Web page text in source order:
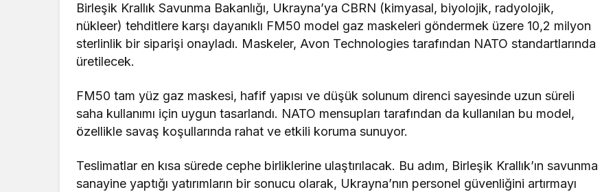
Birleşik Krallık Savunma Bakanlığı, Ukrayna’ya CBRN (kimyasal, biyolojik, radyolojik,
nükleer) tehditlere karşı dayanıklı FM50 model gaz maskeleri göndermek üzere 10,2 milyon
sterlinlik bir siparişi onayladı. Maskeler, Avon Technologies tarafından NATO standartlarında
üretilecek.
FM50 tam yüz gaz maskesi, hafif yapısı ve düşük solunum direnci sayesinde uzun süreli
saha kullanımı için uygun tasarlandı. NATO mensupları tarafından da kullanılan bu model,
özellikle savaş koşullarında rahat ve etkili koruma sunuyor.
Teslimatlar en kısa sürede cephe birliklerine ulaştırılacak. Bu adım, Birleşik Krallık’ın savunma
sanayine yaptığı yatırımların bir sonucu olarak, Ukrayna’nın personel güvenliğini artırmayı